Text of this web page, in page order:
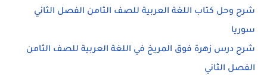
شرح وحل كتاب اللغة العربية للصف الثامن الفصل الثاني
سوريا
شرح درس زهرة فوق المريخ في اللغة العربية للصف الثامن
الفصل الثاني